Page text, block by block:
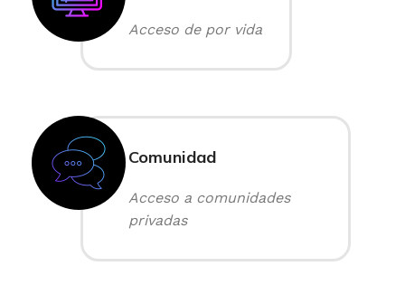
Acceso de por vida
Comunidad
Acceso a comunidades
privadas